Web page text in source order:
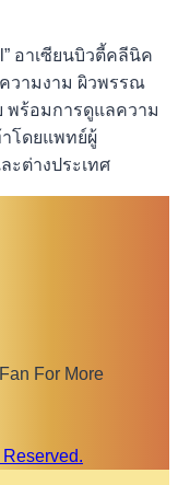
อาเซียนบิวตี้คลีนิค
วามงาม ผิวพรรณ
พร้อมการดูแลความ
โดยแพทย์ผู้
ะต่างประเทศ
For More